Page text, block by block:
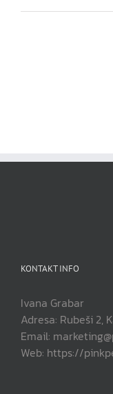
KONTAKT INFO
Ivana Grabar
Adresa: Rubeši 2,
Email:
Web: https://